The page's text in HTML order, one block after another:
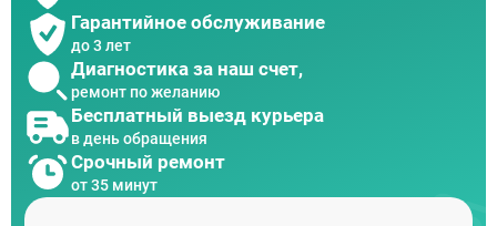
Гарантийное обслуживание
до 3 лет
Диагностика за наш счет,
ремонт по желанию
Бесплатный выезд курьера
в день обращения
Срочный ремонт
от 35 минут